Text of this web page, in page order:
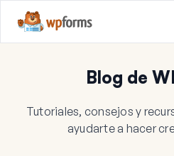
Blog de
Tutoriales, consejos y
ayudarte a hacer